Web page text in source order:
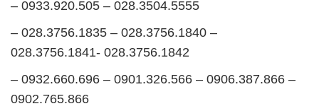
0902.765.866
📧 Email: hoachat@dactruongphat.vn
TRƯỜNG PHÁT